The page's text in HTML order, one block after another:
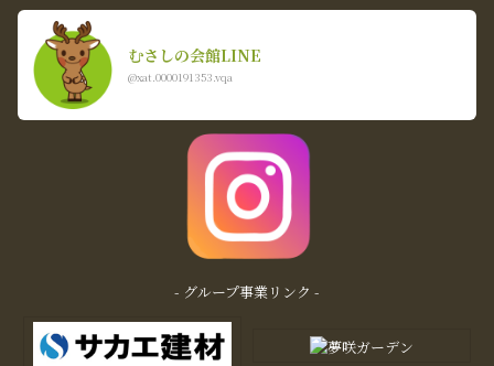
むさしの会館LINE
@xat.0000191353.vqa
- グループ事業リンク -